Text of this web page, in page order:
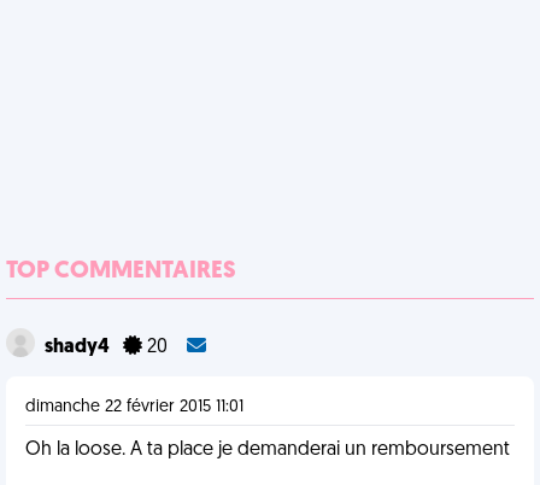
TOP COMMENTAIRES
shady4 20
dimanche 22 février 2015 11:01
Oh la loose. A ta place je demanderai un remboursement